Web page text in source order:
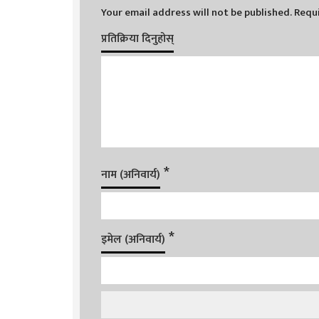
Your email address will not be published.
प्रतिक्रिया दिनुहोस्
नाम (अनिवार्य) *
इमेल (अनिवार्य) *